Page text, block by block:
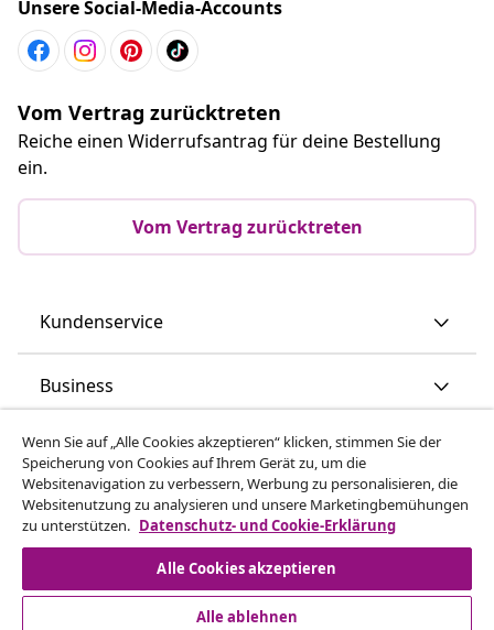
Unsere Social-Media-Accounts
Vom Vertrag zurücktreten
Reiche einen Widerrufsantrag für deine Bestellung
ein.
Vom Vertrag zurücktreten
Kundenservice
Business
vidaXL
Mehr entdecken
Wenn Sie auf „Alle Cookies akzeptieren“ klicken, stimmen Sie der
Speicherung von Cookies auf Ihrem Gerät zu, um die
Websitenavigation zu verbessern, Werbung zu personalisieren, die
Websitenutzung zu analysieren und unsere Marketingbemühungen
zu unterstützen. Datenschutz- und Cookie-Erklärung
Alle Cookies akzeptieren
Alle ablehnen